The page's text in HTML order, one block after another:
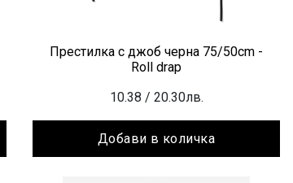
Престилка с джоб черна 75/50cm -
Roll drap
10.38 / 20.30лв.
Добави в количка